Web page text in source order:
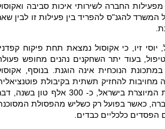
החברה לשירותי איכות סביבה
להגנ"ס להפריד בין פעילות זו לבין
יוסי זיו, כי אקוסול נמצאת תחת פיקוח
בעוד יתר השחקנים נהנים מחופש
הנוכחית אינה הוגנת. בנוסף,
מחויבות להחזיק תשתית בקיבולת
לקליטת כל הפסולת המסוכנת המיוצרת בישראל, כ- 300 אלף טון
כאשר בפועל רק כשליש מהפסולת
כלכליים כבדים.